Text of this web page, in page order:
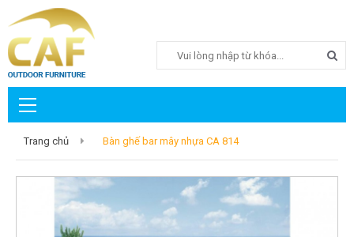
Trang chủ Bàn ghế bar mây nhựa CA 814